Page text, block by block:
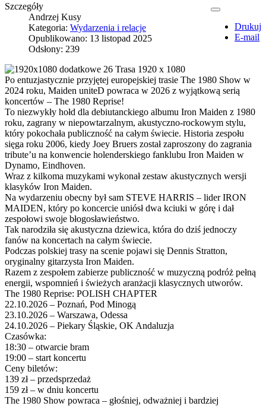
Drukuj
E-mail
Szczegóły
Andrzej Kusy
Kategoria: Wydarzenia i relacje
Opublikowano: 13 listopad 2025
Odsłony: 239
Po entuzjastycznie przyjętej europejskiej trasie The 1980 Show w
2024 roku, Maiden uniteD powraca w 2026 z wyjątkową serią
koncertów – The 1980 Reprise!
To niezwykły hołd dla debiutanckiego albumu Iron Maiden z 1980
roku, zagrany w niepowtarzalnym, akustyczno-rockowym stylu,
który pokochała publiczność na całym świecie. Historia zespołu
sięga roku 2006, kiedy Joey Bruers został zaproszony do zagrania
tribute’u na konwencie holenderskiego fanklubu Iron Maiden w
Dynamo, Eindhoven.
Wraz z kilkoma muzykami wykonał zestaw akustycznych wersji
klasyków Iron Maiden.
Na wydarzeniu obecny był sam STEVE HARRIS – lider IRON
MAIDEN, który po koncercie uniósł dwa kciuki w górę i dał
zespołowi swoje błogosławieństwo.
Tak narodziła się akustyczna dziewica, która do dziś jednoczy
fanów na koncertach na całym świecie.
Podczas polskiej trasy na scenie pojawi się Dennis Stratton,
oryginalny gitarzysta Iron Maiden.
Razem z zespołem zabierze publiczność w muzyczną podróż pełną
energii, wspomnień i świeżych aranżacji klasycznych utworów.
The 1980 Reprise: POLISH CHAPTER
22.10.2026 – Poznań, Pod Minogą
23.10.2026 – Warszawa, Odessa
24.10.2026 – Piekary Śląskie, OK Andaluzja
Czasówka:
18:30 – otwarcie bram
19:00 – start koncertu
Ceny biletów:
139 zł – przedsprzedaż
159 zł – w dniu koncertu
The 1980 Show powraca – głośniej, odważniej i bardziej